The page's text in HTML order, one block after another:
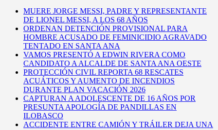
MUERE JORGE MESSI, PADRE Y REPRESENTANTE
DE LIONEL MESSI, A LOS 68 AÑOS
ORDENAN DETENCIÓN PROVISIONAL PARA
HOMBRE ACUSADO DE FEMINICIDIO AGRAVADO
TENTADO EN SANTA ANA
VAMOS PRESENTÓ A EDWIN RIVERA COMO
CANDIDATO A ALCALDE DE SANTA ANA OESTE
PROTECCIÓN CIVIL REPORTA 68 RESCATES
ACUÁTICOS Y AUMENTO DE INCENDIOS
DURANTE PLAN VACACIÓN 2026
CAPTURAN A ADOLESCENTE DE 16 AÑOS POR
PRESUNTA APOLOGÍA DE PANDILLAS EN
ILOBASCO
ACCIDENTE ENTRE CAMIÓN Y TRÁILER DEJA UNA